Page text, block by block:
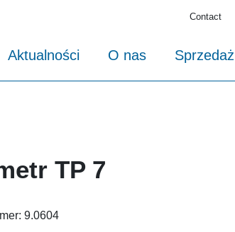
Contact
Aktualności O nas Sprzedaż
TP 7
9.0604